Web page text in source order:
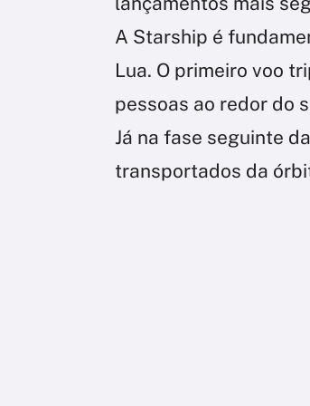
A Starship é
Lua. O primeiro voo
pessoas ao redor do
Já na fase seguinte
transportados da